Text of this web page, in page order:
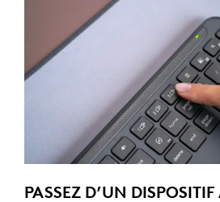
PASSEZ D’UN DISPOSITIF